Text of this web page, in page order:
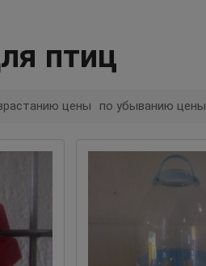
птиц
цены по убыванию цены